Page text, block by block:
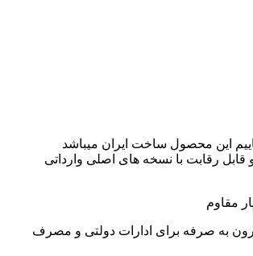
این محصول ساخت ایران میباشد
قابل رقابت با نسخه های اصلی وارداتی
مقاوم
به صرفه برای ادارات دولتی و مصرف